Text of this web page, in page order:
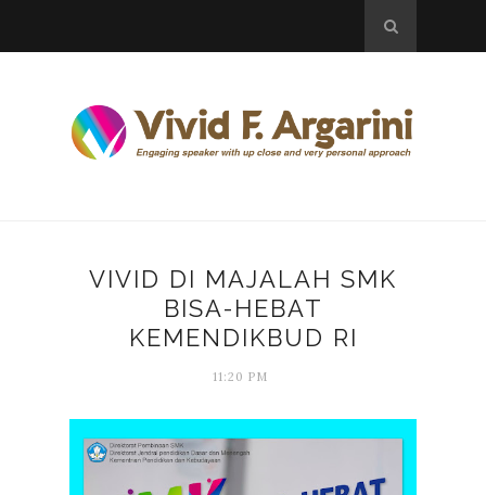
VIVID DI MAJALAH SMK
BISA-HEBAT
KEMENDIKBUD RI
11:20 PM